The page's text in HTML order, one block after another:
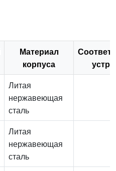
Материал
корпуса
Литая
нержавеющая
сталь
Литая
нержавеющая
сталь